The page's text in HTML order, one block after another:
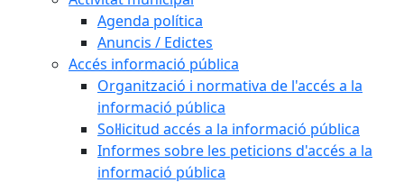
Agenda política
Anuncis / Edictes
Accés informació pública
Organització i normativa de l'accés a la
informació pública
Sol·licitud accés a la informació pública
Informes sobre les peticions d'accés a la
informació pública